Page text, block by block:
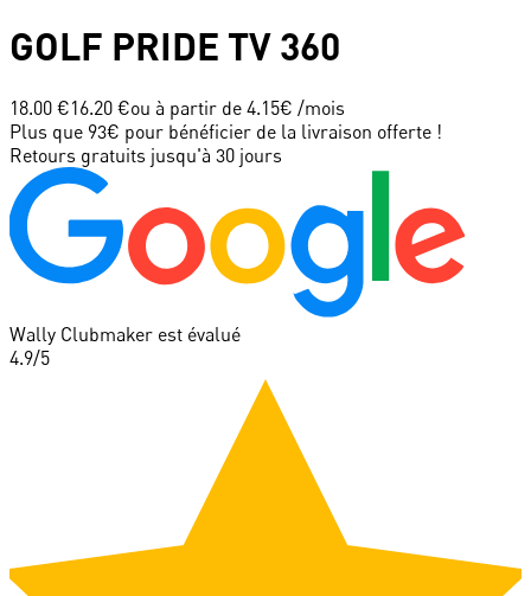
GOLF PRIDE TV 360
18.00 €16.20 €ou à partir de 4.15€ /mois
Plus que 93€ pour bénéficier de la livraison offerte !
Retours gratuits jusqu'à 30 jours
Wally Clubmaker est évalué
4.9/5